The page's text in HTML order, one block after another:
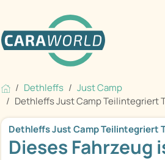
Dethleffs
Just Camp
Dethleffs Just Camp Teilintegriert
Dethleffs Just Camp Teilintegriert
Dieses Fahrzeug